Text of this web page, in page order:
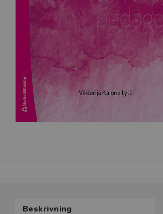
Beskrivning